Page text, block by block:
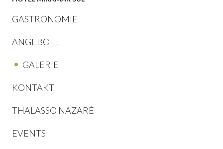
GASTRONOMIE
ANGEBOTE
GALERIE
KONTAKT
THALASSO NAZARÉ
EVENTS